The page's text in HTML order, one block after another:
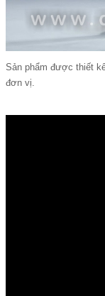
Sản phẩm được thiết
đơn vị.